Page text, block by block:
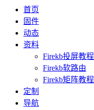
首页
固件
动态
资料
Firekb投屏教程
Firekb软路由
Firekb矩阵教程
定制
导航